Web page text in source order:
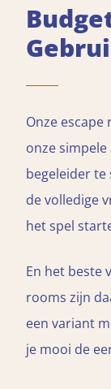
Onze
onze
begeleider
de volledige
het spel
En het beste
rooms zijn
een variant
je mooi de